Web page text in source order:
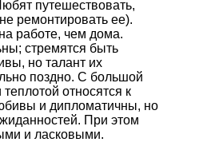
путешествовать,
ремонтировать ее).
работе, чем дома.
стремятся быть
но талант их
поздно. С большой
относятся к
и дипломатичны, но
При этом
и ласковыми.